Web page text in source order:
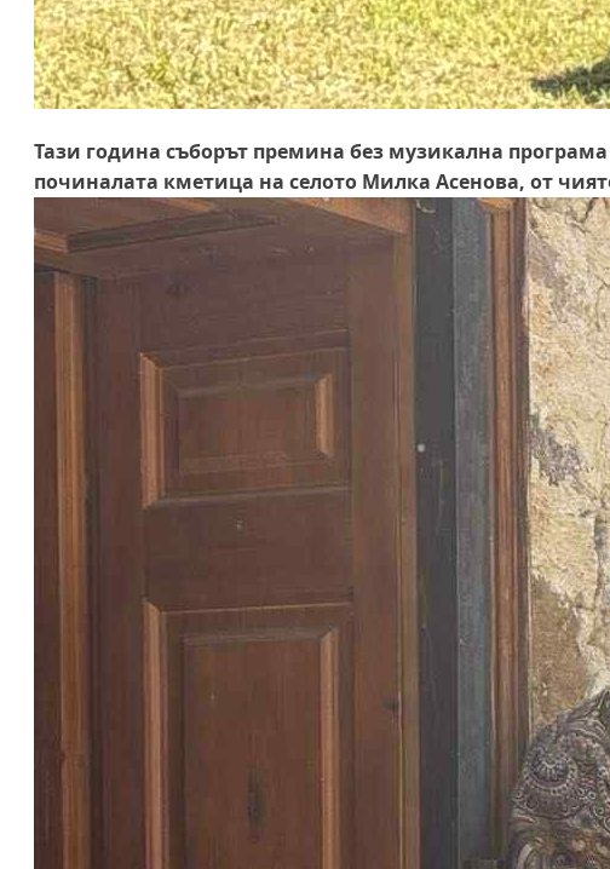
Тази година съборът премина без музикална
починалата кметица на селото Милка Асенова, от